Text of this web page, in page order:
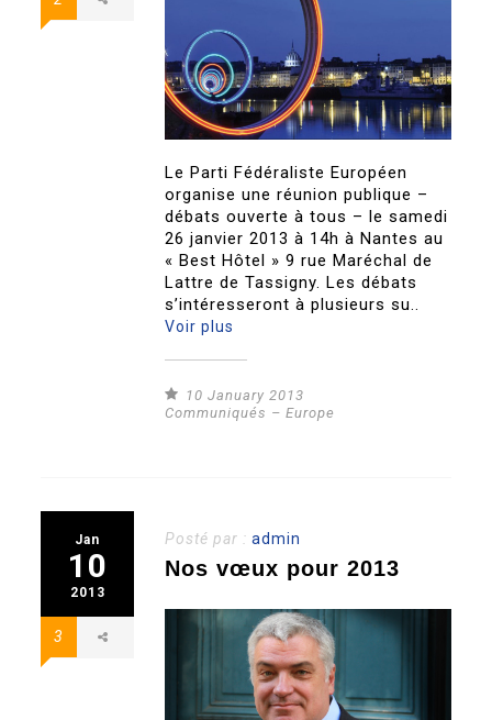
Le Parti Fédéraliste Européen
organise une réunion publique –
débats ouverte à tous – le samedi
26 janvier 2013 à 14h à Nantes au
« Best Hôtel » 9 rue Maréchal de
Lattre de Tassigny. Les débats
s’intéresseront à plusieurs su..
Voir plus
10 January 2013
Communiqués – Europe
Jan
10
2013
3
Posté par :admin
Nos vœux pour 2013